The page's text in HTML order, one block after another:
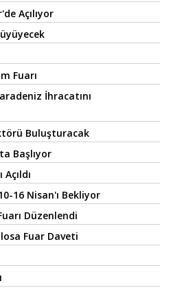
Açılıyor
Fuarı
İhracatını
Buluşturacak
Başlıyor
16 Nisan'ı Bekliyor
Düzenlendi
Fuar Daveti